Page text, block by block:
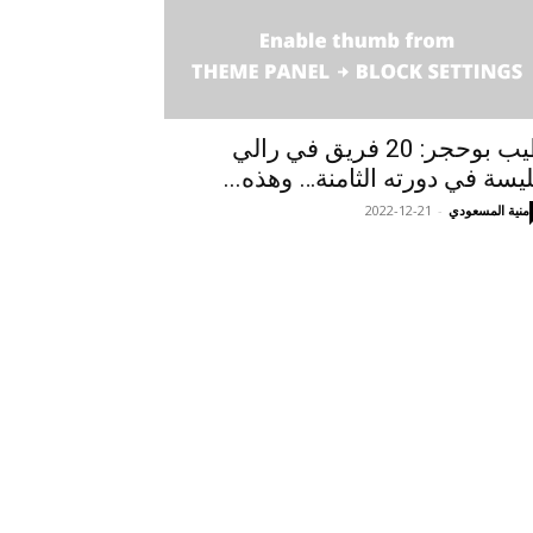
طيب بوحجر: 20 فريق في رالي
في دورته الثامنة… وهذه...
منية المسعودي -
2022-12-21